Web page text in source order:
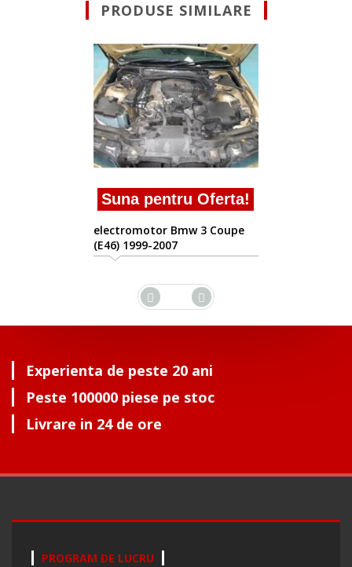
PRODUSE SIMILARE
Suna pentru
electromotor Bmw 3
(E46) 1999-2007
Experienta de peste 20 ani
Peste 100000 piese pe stoc
Livrare in 24 de ore
PROGRAM DE LUCRU